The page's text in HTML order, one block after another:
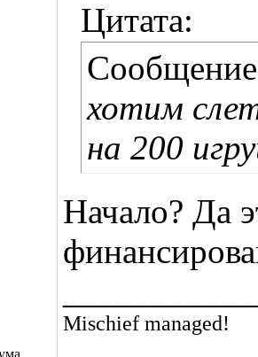
Цитата:
хотим
на 200
Начало? Да
Mischief managed!